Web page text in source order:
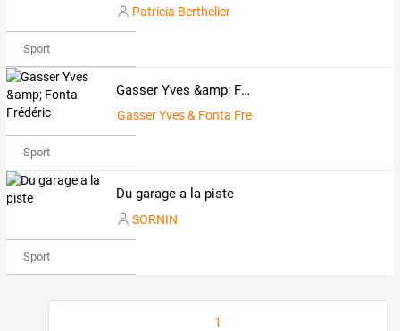
Patricia Berthelier
Sport
Gasser Yves &amp; Fonta Frédéric
Gasser Yves & Fonta Frederic
Sport
Du garage a la piste
SORNIN
Sport
1